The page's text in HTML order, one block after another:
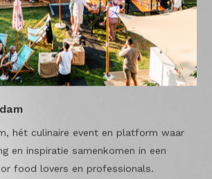
hét culinaire event en platform waar
en inspiratie samenkomen in een
food lovers en professionals.